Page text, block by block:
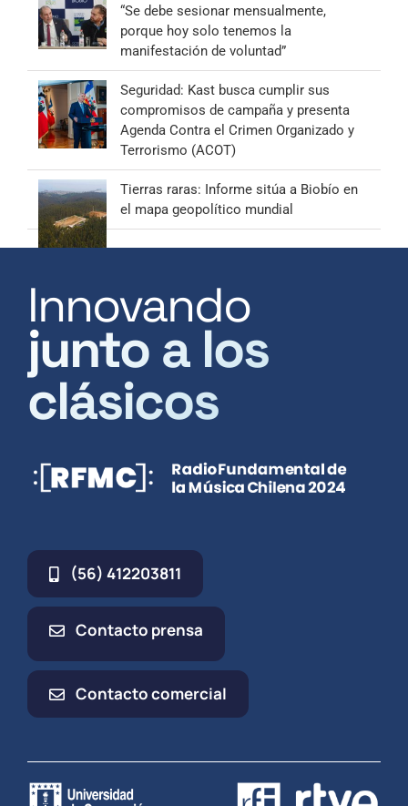
“Se debe sesionar mensualmente,
porque hoy solo tenemos la
manifestación de voluntad”
Seguridad: Kast busca cumplir sus
compromisos de campaña y presenta
Agenda Contra el Crimen Organizado y
Terrorismo (ACOT)
Tierras raras: Informe sitúa a Biobío en
el mapa geopolítico mundial
Innovando
junto a los
clásicos
(56) 412203811
Contacto prensa
Contacto comercial